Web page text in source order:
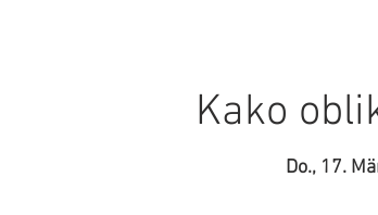
Kako
Do., 17.